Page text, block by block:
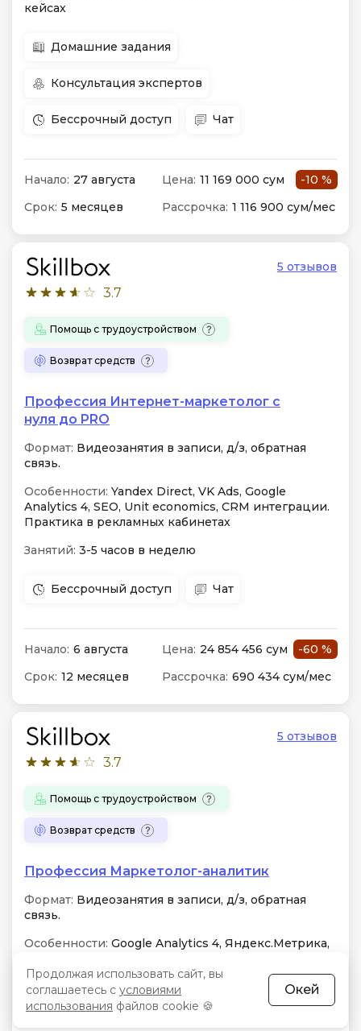
кейсах
Домашние задания
Консультация экспертов
Бессрочный доступ Чат
Начало: 27 августа Цена: 11 169 000 сум
-10 %
Срок: 5 месяцев Рассрочка: 1 116 900 сум/мес
3.7
5 отзывов
Помощь с трудоустройством
Возврат средств
Профессия Интернет-маркетолог с
нуля до PRO
Формат: Видеозанятия в записи, д/з, обратная
связь.
Особенности: Yandex Direct, VK Ads, Google
Analytics 4, SEO, Unit economics, CRM интеграции.
Практика в рекламных кабинетах
Занятий: 3-5 часов в неделю
Бессрочный доступ Чат
Начало: 6 августа Цена: 24 854 456 сум
-60 %
Срок: 12 месяцев Рассрочка: 690 434 сум/мес
3.7
5 отзывов
Помощь с трудоустройством
Возврат средств
Профессия Маркетолог-аналитик
Формат: Видеозанятия в записи, д/з, обратная
связь.
Особенности: Google Analytics 4, Яндекс.Метрика,
настройка сквозной отчетности на основе
реальных бизнес-кейсов
3-5 часов в неделю
Продолжая использовать сайт, вы
соглашаетесь с условиями
использования файлов cookie 🍪
Окей